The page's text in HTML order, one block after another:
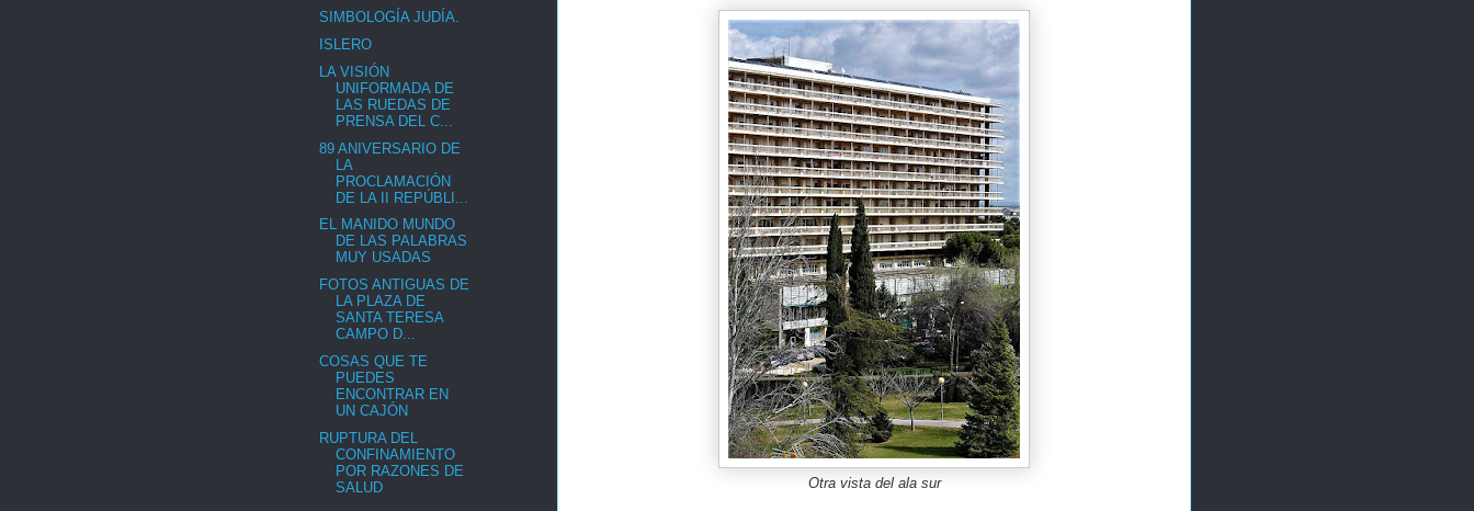
Otra vista del ala sur
SIMBOLOGÍA JUDÍA.
ISLERO
LA VISIÓN
UNIFORMADA DE
LAS RUEDAS DE
PRENSA DEL C...
89 ANIVERSARIO DE
LA
PROCLAMACIÓN
DE LA II REPÚBLI...
EL MANIDO MUNDO
DE LAS PALABRAS
MUY USADAS
FOTOS ANTIGUAS DE
LA PLAZA DE
SANTA TERESA
CAMPO D...
COSAS QUE TE
PUEDES
ENCONTRAR EN
UN CAJÓN
RUPTURA DEL
CONFINAMIENTO
POR RAZONES DE
SALUD